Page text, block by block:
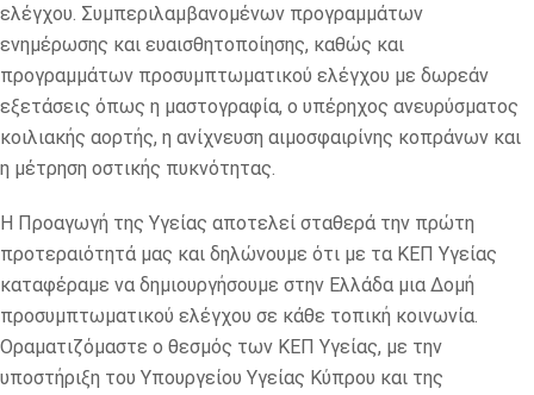
ελέγχου. Συμπεριλαμβανομένων προγραμμάτων
ενημέρωσης και ευαισθητοποίησης, καθώς και
προγραμμάτων προσυμπτωματικού ελέγχου με δωρεάν
εξετάσεις όπως η μαστογραφία, ο υπέρηχος ανευρύσματος
κοιλιακής αορτής, η ανίχνευση αιμοσφαιρίνης κοπράνων και
η μέτρηση οστικής πυκνότητας.
Η Προαγωγή της Υγείας αποτελεί σταθερά την πρώτη
προτεραιότητά μας και δηλώνουμε ότι με τα ΚΕΠ Υγείας
καταφέραμε να δημιουργήσουμε στην Ελλάδα μια Δομή
προσυμπτωματικού ελέγχου σε κάθε τοπική κοινωνία.
Οραματιζόμαστε ο θεσμός των ΚΕΠ Υγείας, με την
υποστήριξη του Υπουργείου Υγείας Κύπρου και της